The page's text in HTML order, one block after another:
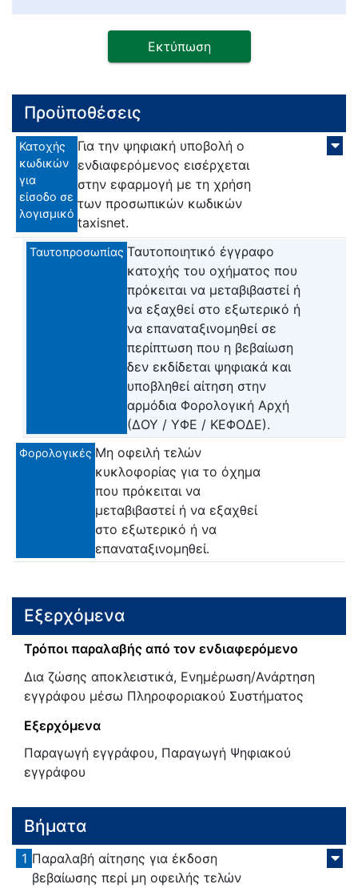
Εκτύπωση
Προϋποθέσεις
Κατοχής
κωδικών
για
είσοδο σε
λογισμικό
Για την ψηφιακή υποβολή ο
ενδιαφερόμενος εισέρχεται
στην εφαρμογή με τη χρήση
των προσωπικών κωδικών
taxisnet.
Ταυτοπροσωπίας Ταυτοποιητικό έγγραφο
κατοχής του οχήματος που
πρόκειται να μεταβιβαστεί ή
να εξαχθεί στο εξωτερικό ή
να επαναταξινομηθεί σε
περίπτωση που η βεβαίωση
δεν εκδίδεται ψηφιακά και
υποβληθεί αίτηση στην
αρμόδια Φορολογική Αρχή
(ΔΟΥ / ΥΦΕ / ΚΕΦΟΔΕ).
Φορολογικές Μη οφειλή τελών
κυκλοφορίας για το όχημα
που πρόκειται να
μεταβιβαστεί ή να εξαχθεί
στο εξωτερικό ή να
επαναταξινομηθεί.
Εξερχόμενα
Τρόποι παραλαβής από τον ενδιαφερόμενο
Δια ζώσης αποκλειστικά, Ενημέρωση/Ανάρτηση
εγγράφου μέσω Πληροφοριακού Συστήματος
Εξερχόμενα
Παραγωγή εγγράφου, Παραγωγή Ψηφιακού
εγγράφου
Βήματα
1 Παραλαβή αίτησης για έκδοση
βεβαίωσης περί μη οφειλής τελών